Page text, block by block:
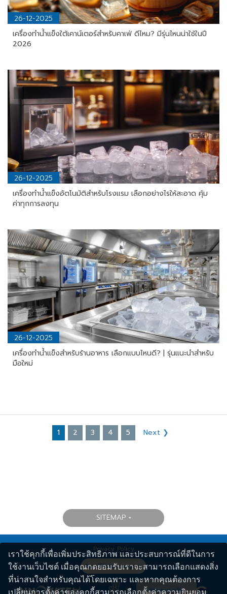
26-12-2025
เครื่องทําน้ําแข็งใต้เคาน์เตอร์สำหรับคาเฟ่ ดีไหม? มีรุ่นไหนน่าใช้ในปี
2026
26-12-2025
เครื่องทำน้ำแข็งอัตโนมัติสำหรับโรงแรม เลือกอย่างไรให้สะอาด คุ้ม
ค่าทุกการลงทุน
26-12-2025
เครื่องทําน้ําแข็งสำหรับร้านอาหาร เลือกแบบไหนดี? | รุ่นแนะนำสำหรับ
มือใหม่
1 2 3 4 5 Next ❯
SITEMAP
Privacy Policy
เราใช้คุกกี้เพื่อเพิ่มประสิทธิภาพ และประสบการณ์ที่ดีในการ
ใช้งานเว็บไซต์ เมื่อคุณกดยอมรับเราจะสามารถเลือกแสดงสิ่ง
ที่น่าสนใจสำหรับคุณได้โดยเฉพาะ และหากคุณต้องการ
สอบถาม คลิก